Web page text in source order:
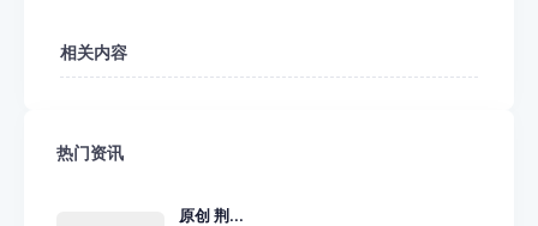
相关内容
热门资讯
原创 荆...